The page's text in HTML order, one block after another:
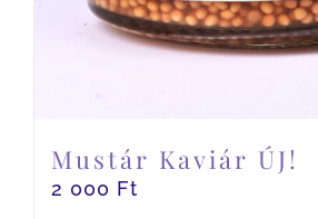
Mustár Kaviár ÚJ!
2 000 Ft